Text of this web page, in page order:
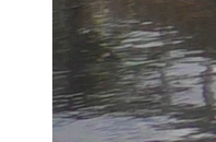
21. Juli 2026
Dach- und